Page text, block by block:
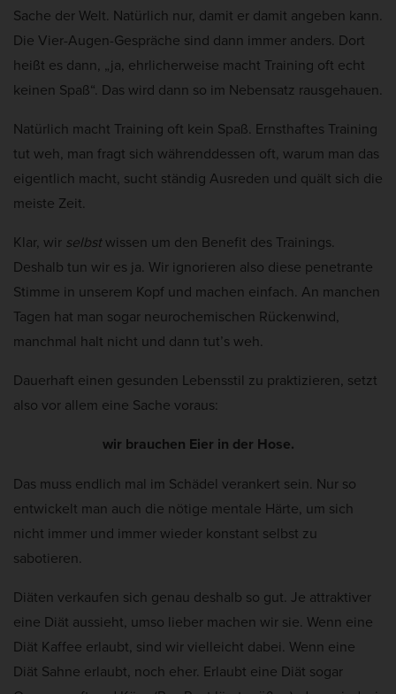
Sache der Welt. Natürlich nur, damit er damit angeben kann.
Die Vier-Augen-Gespräche sind dann immer anders. Dort
heißt es dann, „ja, ehrlicherweise macht Training oft echt
keinen Spaß“. Das wird dann so im Nebensatz rausgehauen.
Natürlich macht Training oft kein Spaß. Ernsthaftes Training
tut weh, man fragt sich währenddessen oft, warum man das
eigentlich macht, sucht ständig Ausreden und quält sich die
meiste Zeit.
Klar, wir selbstwissen um den Benefit des Trainings.
Deshalb tun wir es ja. Wir ignorieren also diese penetrante
Stimme in unserem Kopf und machen einfach. An manchen
Tagen hat man sogar neurochemischen Rückenwind,
manchmal halt nicht und dann tut’s weh.
Dauerhaft einen gesunden Lebensstil zu praktizieren, setzt
also vor allem eine Sache voraus:
wir brauchen Eier in der Hose.
Das muss endlich mal im Schädel verankert sein. Nur so
entwickelt man auch die nötige mentale Härte, um sich
nicht immer und immer wieder konstant selbst zu
sabotieren.
Diäten verkaufen sich genau deshalb so gut. Je attraktiver
eine Diät aussieht, umso lieber machen wir sie. Wenn eine
Diät Kaffee erlaubt, sind wir vielleicht dabei. Wenn eine
Diät Sahne erlaubt, noch eher. Erlaubt eine Diät sogar